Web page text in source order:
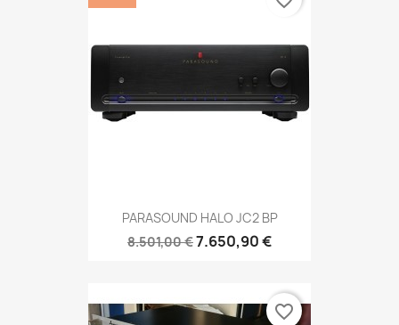
PARASOUND HALO JC2 BP
8.501,00 €7.650,90 €
favorite_border